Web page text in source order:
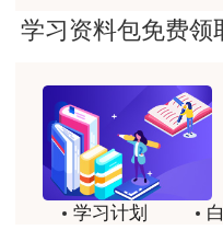
请考生及时关注“湖南
上述考试除相关
整外，其他均按已发
通知文件执行。
用户m9****66
用户m9****66
老师讲课认真负责，
用户ch****15
达老师的课程讲的非常
学习资料包免费领
学习计划